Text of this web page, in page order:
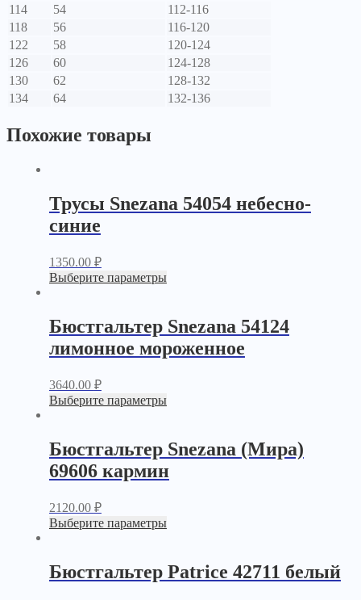
114
54
112-116
118
56
116-120
122
58
120-124
126
60
124-128
130
62
128-132
134
64 132-136
Похожие товары
Трусы Snezana 54054 небесно-
синие
1350.00 ₽
Выберите параметры
Бюстгальтер Snezana 54124
лимонное мороженное
3640.00 ₽
Выберите параметры
Бюстгальтер Snezana (Мира)
69606 кармин
2120.00 ₽
Выберите параметры
Бюстгальтер Patrice 42711 белый